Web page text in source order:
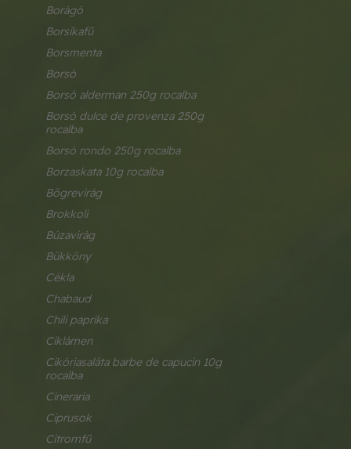
borágó
borsikafű
borsmenta
borsó
borsó alderman 250g rocalba
borsó dulce de provenza 250g
rocalba
borsó rondo 250g rocalba
borzaskata 10g rocalba
bögrevirág
brokkoli
búzavirág
bükköny
cékla
chabaud
chili paprika
ciklámen
cikóriasaláta barbe de capucin 10g
rocalba
cineraria
ciprusok
citromfű